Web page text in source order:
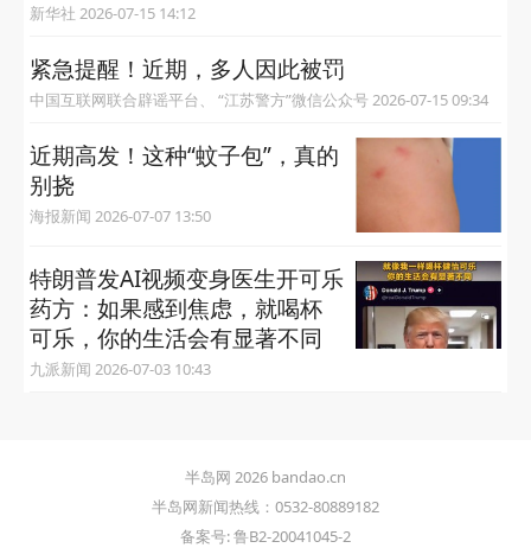
新华社 2026-07-15 14:12
紧急提醒！近期，多人因此被罚
中国互联网联合辟谣平台、 “江苏警方”微信公众号 2026-07-15 09:34
近期高发！这种“蚊子包”，真的
别挠
海报新闻 2026-07-07 13:50
特朗普发AI视频变身医生开可乐
药方：如果感到焦虑，就喝杯
可乐，你的生活会有显著不同
九派新闻 2026-07-03 10:43
半岛网 2026 bandao.cn
半岛网新闻热线：0532-80889182
备案号: 鲁B2-20041045-2